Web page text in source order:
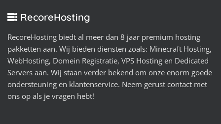
RecoreHosting
RecoreHosting biedt al meer dan 8 jaar premium hosting
pakketten aan. Wij bieden diensten zoals: Minecraft Hosting,
WebHosting, Domein Registratie, VPS Hosting en Dedicated
Servers aan. Wij staan verder bekend om onze enorm goede
ondersteuning en klantenservice. Neem gerust contact met
ons op als je vragen hebt!